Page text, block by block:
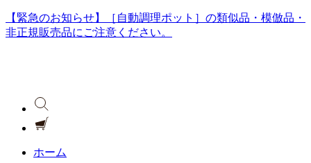
【緊急のお知らせ】［自動調理ポット］の類似品・模倣品・
非正規販売品にご注意ください。
ホーム